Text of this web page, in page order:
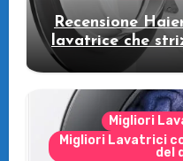
Recensione
lavatrice che
Migliori
Migliori Lavatrici
del